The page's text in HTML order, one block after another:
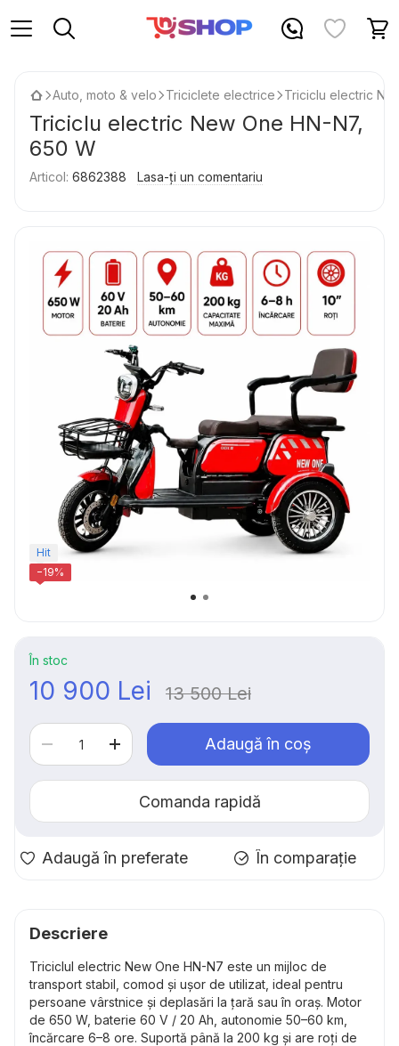
Auto, moto & velo Triciclete electrice Triciclu electric
Triciclu electric New One HN-N7,
650 W
Articol: 6862388 Lasa-ți un comentariu
Hit
−19%
În stoc
10 900 Lei 13 500 Lei
Adaugă în coș
Comanda rapidă
Adaugă în preferate În comparație
Descriere
Triciclul electric New One HN-N7 este un mijloc de
transport stabil, comod și ușor de utilizat, ideal pentru
persoane vârstnice și deplasări la țară sau în oraș. Motor
de 650 W, baterie 60 V / 20 Ah, autonomie 50–60 km,
încărcare 6–8 ore. Suportă până la 200 kg și are roți de